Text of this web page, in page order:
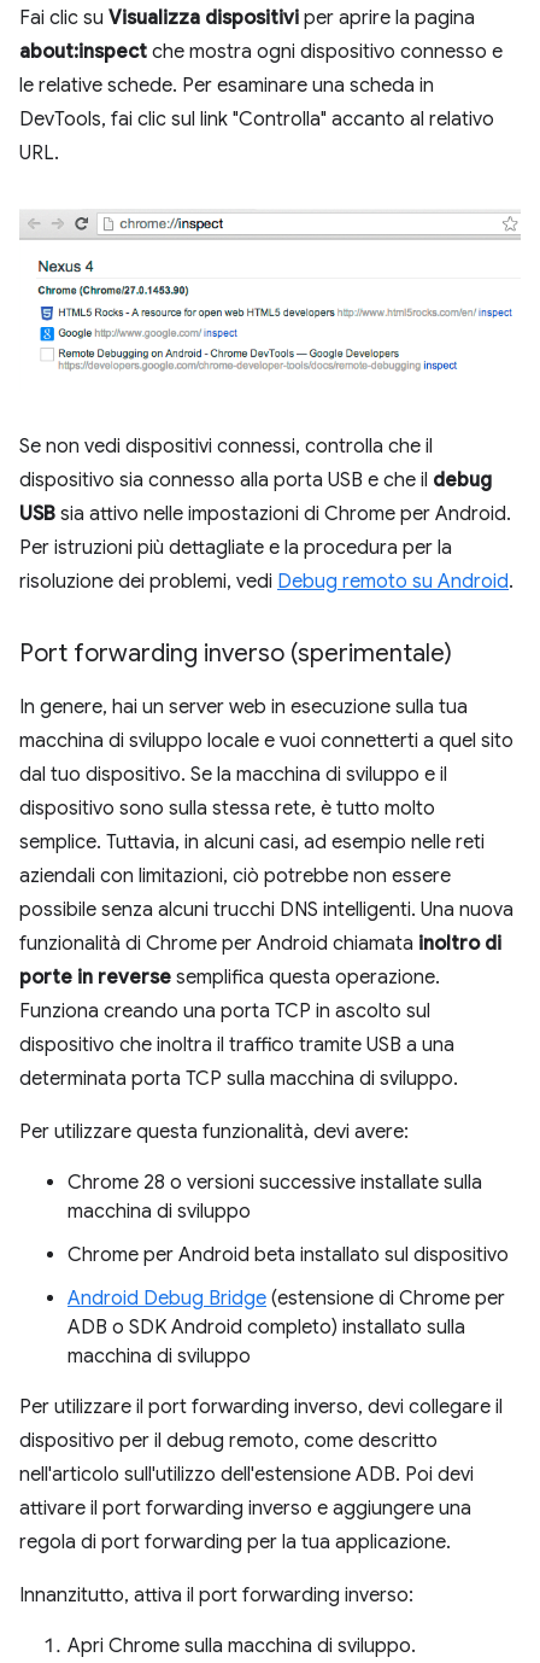
Fai clic su Visualizza dispositivi per aprire la pagina
about:inspect che mostra ogni dispositivo connesso e
le relative schede. Per esaminare una scheda in
DevTools, fai clic sul link "Controlla" accanto al relativo
URL.
Se non vedi dispositivi connessi, controlla che il
dispositivo sia connesso alla porta USB e che il debug
USB sia attivo nelle impostazioni di Chrome per Android.
Per istruzioni più dettagliate e la procedura per la
risoluzione dei problemi, vedi Debug remoto su Android.
Port forwarding inverso (sperimentale)
In genere, hai un server web in esecuzione sulla tua
macchina di sviluppo locale e vuoi connetterti a quel sito
dal tuo dispositivo. Se la macchina di sviluppo e il
dispositivo sono sulla stessa rete, è tutto molto
semplice. Tuttavia, in alcuni casi, ad esempio nelle reti
aziendali con limitazioni, ciò potrebbe non essere
possibile senza alcuni trucchi DNS intelligenti. Una nuova
funzionalità di Chrome per Android chiamata inoltro di
porte in reverse semplifica questa operazione.
Funziona creando una porta TCP in ascolto sul
dispositivo che inoltra il traffico tramite USB a una
determinata porta TCP sulla macchina di sviluppo.
Per utilizzare questa funzionalità, devi avere:
Chrome 28 o versioni successive installate sulla
macchina di sviluppo
Chrome per Android beta installato sul dispositivo
Android Debug Bridge (estensione di Chrome per
ADB o SDK Android completo) installato sulla
macchina di sviluppo
Per utilizzare il port forwarding inverso, devi collegare il
dispositivo per il debug remoto, come descritto
nell'articolo sull'utilizzo dell'estensione ADB. Poi devi
attivare il port forwarding inverso e aggiungere una
regola di port forwarding per la tua applicazione.
Innanzitutto, attiva il port forwarding inverso:
Apri Chrome sulla macchina di sviluppo.